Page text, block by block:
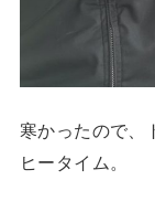
寒かったので、
ヒータイム。